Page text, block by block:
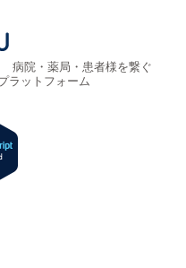
病院・薬局・患者様を繋ぐ
ラットフォーム